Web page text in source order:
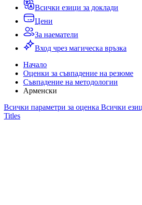
Всички езици за доклади
Цени
За наематели
Вход чрез магическа връзка
Начало
Оценки за съвпадение на резюме
Съвпадение на методологии
Арменски
Всички параметри за оценка Всички
Titles